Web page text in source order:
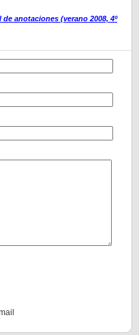
anotaciones (verano 2008, 4º